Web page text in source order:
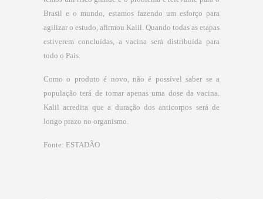
Brasil e o mundo, estamos fazendo um esforço para
agilizar o estudo, afirmou Kalil. Quando todas as etapas
estiverem concluídas, a vacina será distribuída para
todo o País.
Como o produto é novo, não é possível saber se a
população terá de tomar apenas uma dose da vacina.
Kalil acredita que a duração dos anticorpos será de
longo prazo no organismo.
Fonte: ESTADÃO